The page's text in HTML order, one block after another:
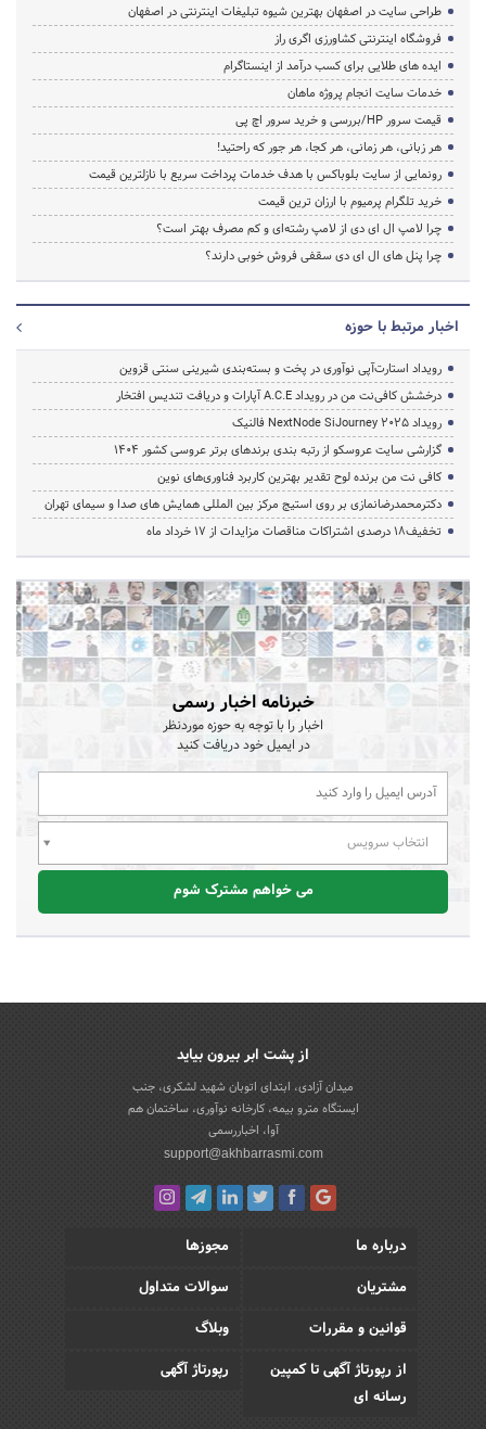
طراحی سایت در اصفهان بهترین شیوه تبلیغات اینترنتی در اصفهان
فروشگاه اینترنتی کشاورزی اگری راز
ایده های طلایی برای کسب درآمد از اینستاگرام
خدمات سایت انجام پروژه ماهان
قیمت سرور HP/بررسی و خرید سرور اچ پی
هر زبانی، هر زمانی، هر کجا، هر جور که راحتید!
رونمایی از سایت بلوباکس با هدف خدمات پرداخت سریع با نازلترین قیمت
خرید تلگرام پرمیوم با ارزان ترین قیمت
چرا لامپ ال ای دی از لامپ رشته‌ای و کم مصرف بهتر است؟
چرا پنل های ال ای دی سقفی فروش خوبی دارند؟
اخبار مرتبط با حوزه
رویداد استارت‌آپی نوآوری در پخت و بسته‌بندی شیرینی سنتی قزوین
درخشش کافی‌نت من در رویداد A.C.E آپارات و دریافت تندیس افتخار
رویداد NextNode SiJourney 2025 فالنیک
گزارشی سایت عروسکو از رتبه بندی برندهای برتر عروسی کشور 1404
کافی نت من برنده لوح تقدیر بهترین کاربرد فناوری‌های نوین
دکترمحمدرضانمازی بر روی استیج مرکز بین المللی همایش های صدا و سیمای تهران
تخفیف‌18 درصدی اشتراکات مناقصات مزایدات از 17 خرداد ماه
خبرنامه اخبار رسمی
اخبار را با توجه به حوزه موردنظر
در ایمیل خود دریافت کنید
انتخاب سرویس
می خواهم مشترک شوم
از پشت ابر بیرون بیاید
میدان آزادی، ابتدای اتوبان شهید لشکری، جنب
ایستگاه مترو بیمه، کارخانه نوآوری، ساختمان هم
آوا، اخباررسمی
support@akhbarrasmi.com
درباره ما
مجوزها
مشتریان
سوالات متداول
قوانین و مقررات
وبلاگ
از رپورتاژ آگهی تا کمپین
رسانه ای
رپورتاژ آگهی